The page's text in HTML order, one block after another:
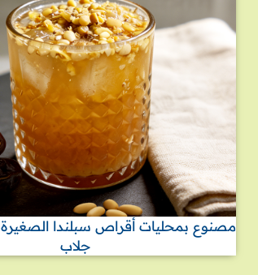
مصنوع بمحليات أقراص سبلندا الصغيرة
جلاب